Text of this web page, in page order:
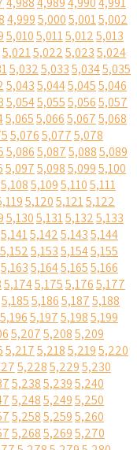
4,9995,0005,0015,002
5,0105,0115,0125,013
5,0215,0225,0235,024
5,0325,0335,0345,035
5,0435,0445,0455,046
5,0545,0555,0565,057
5,0655,0665,0675,068
5,0765,0775,078
5,0865,0875,0885,089
5,0975,0985,0995,100
5,1085,1095,1105,111
5,1205,1215,122
5,1305,1315,1325,133
5,1415,1425,1435,144
5,1525,1535,1545,155
5,1635,1645,1655,166
5,1745,1755,1765,177
5,1855,1865,1875,188
5,1965,1975,1985,199
5,2075,2085,209
5,2175,2185,2195,220
5,2285,2295,230
5,2385,2395,240
5,2485,2495,250
5,2585,2595,260
5,2685,2695,270